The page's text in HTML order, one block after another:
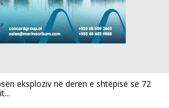
eksploziv në derën e shtëpisë së 72